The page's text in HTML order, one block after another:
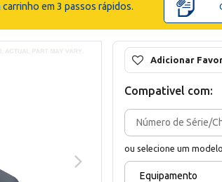
em 3 passos rápidos.
Adicionar
Compativel com:
ou selecione um
Equipamento